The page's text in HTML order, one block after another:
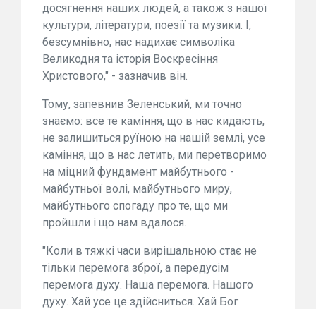
досягнення наших людей, а також з нашої
культури, літератури, поезії та музики. І,
безсумнівно, нас надихає символіка
Великодня та історія Воскресіння
Христового," - зазначив він.
Тому, запевнив Зеленський, ми точно
знаємо: все те каміння, що в нас кидають,
не залишиться руїною на нашій землі, усе
каміння, що в нас летить, ми перетворимо
на міцний фундамент майбутнього -
майбутньої волі, майбутнього миру,
майбутнього спогаду про те, що ми
пройшли і що нам вдалося.
"Коли в тяжкі часи вирішальною стає не
тільки перемога зброї, а передусім
перемога духу. Наша перемога. Нашого
духу. Хай усе це здійсниться. Хай Бог